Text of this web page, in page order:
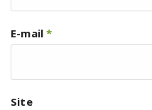
E-mail*
Site